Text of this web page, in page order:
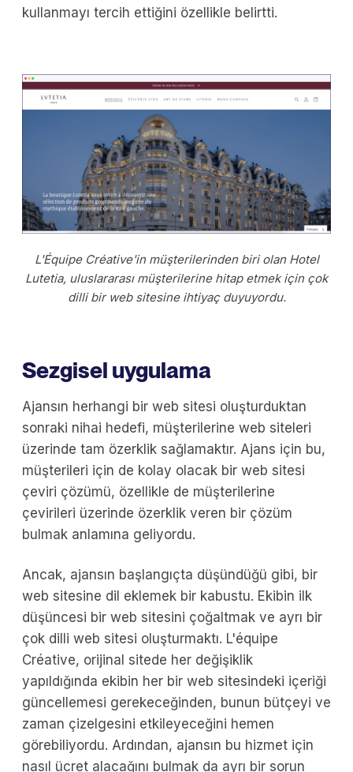
kullanmayı tercih ettiğini özellikle belirtti.
L'Équipe Créative'in müşterilerinden biri olan Hotel
Lutetia, uluslararası müşterilerine hitap etmek için çok
dilli bir web sitesine ihtiyaç duyuyordu.
Sezgisel uygulama
Ajansın herhangi bir web sitesi oluşturduktan
sonraki nihai hedefi, müşterilerine web siteleri
üzerinde tam özerklik sağlamaktır. Ajans için bu,
müşterileri için de kolay olacak bir web sitesi
çeviri çözümü, özellikle de müşterilerine
çevirileri üzerinde özerklik veren bir çözüm
bulmak anlamına geliyordu.
Ancak, ajansın başlangıçta düşündüğü gibi, bir
web sitesine dil eklemek bir kabustu. Ekibin ilk
düşüncesi bir web sitesini çoğaltmak ve ayrı bir
çok dilli web sitesi oluşturmaktı. L'équipe
Créative, orijinal sitede her değişiklik
yapıldığında ekibin her bir web sitesindeki içeriği
güncellemesi gerekeceğinden, bunun bütçeyi ve
zaman çizelgesini etkileyeceğini hemen
görebiliyordu. Ardından, ajansın bu hizmet için
nasıl ücret alacağını bulmak da ayrı bir sorun